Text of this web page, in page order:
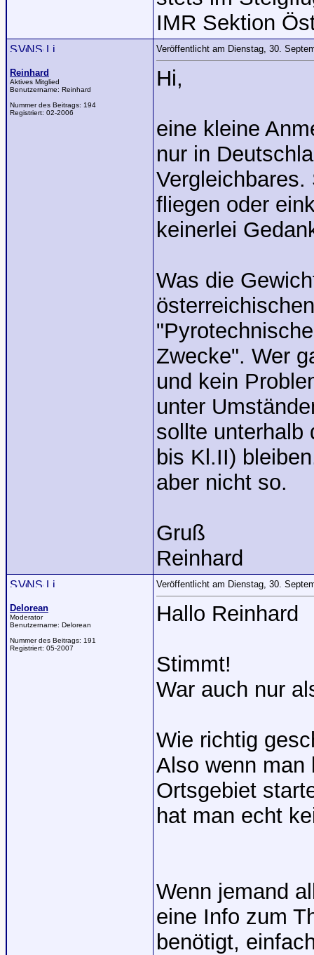
IMR Sektion
Reinhard
Aktives Mitglied
Benutzername: Reinhard
Nummer des Beitrags: 194
Registriert: 02-2006
Veröffentlicht am Dienstag, 30.
Hi,
eine kleine
nur in
fliegen oder
keinerlei
Was die
Zwecke". Wer
und kein
unter
sollte unterhalb
bis Kl.II)
aber nicht so.
Gruß
Reinhard
Delorean
Moderator
Benutzername: Delorean
Nummer des Beitrags: 191
Registriert: 05-2007
Veröffentlicht am Dienstag, 30.
Hallo Reinhard
Stimmt!
War auch nur
Wie richtig
Also wenn man
Ortsgebiet
hat man echt
Wenn jemand
eine Info zum
benötigt,